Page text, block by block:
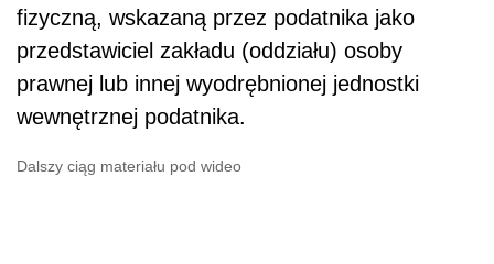
fizyczną, wskazaną przez podatnika jako
przedstawiciel zakładu (oddziału) osoby
prawnej lub innej wyodrębnionej jednostki
wewnętrznej podatnika.
Dalszy ciąg materiału pod wideo